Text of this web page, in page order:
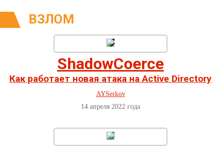
ВЗЛОМ
ShadowCoerce
Как работает новая атака на Active Directory
AYSerkov
14 апреля 2022 года